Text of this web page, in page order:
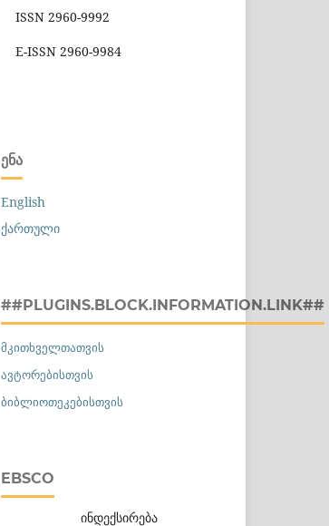
ISSN 2960-9992
E-ISSN 2960-9984
ᲔᲜᲐ
English
ქართული
##PLUGINS.BLOCK.INFORMATION.LINK##
მკითხველთათვის
ავტორებისთვის
ბიბლიოთეკებისთვის
EBSCO
ინდექსირება